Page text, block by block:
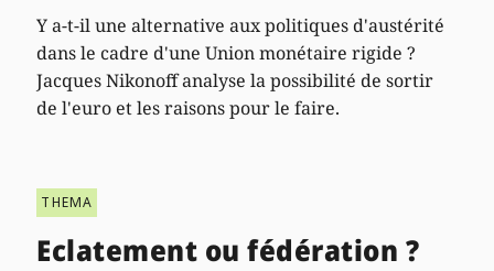
Y a-t-il une alternative aux politiques d'austérité
dans le cadre d'une Union monétaire rigide ?
Jacques Nikonoff analyse la possibilité de sortir
de l'euro et les raisons pour le faire.
THEMA
Eclatement ou fédération ?